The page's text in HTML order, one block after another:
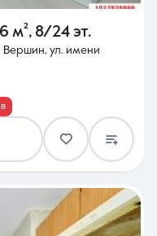
м², 8/24 эт.
Вершин, ул. имени